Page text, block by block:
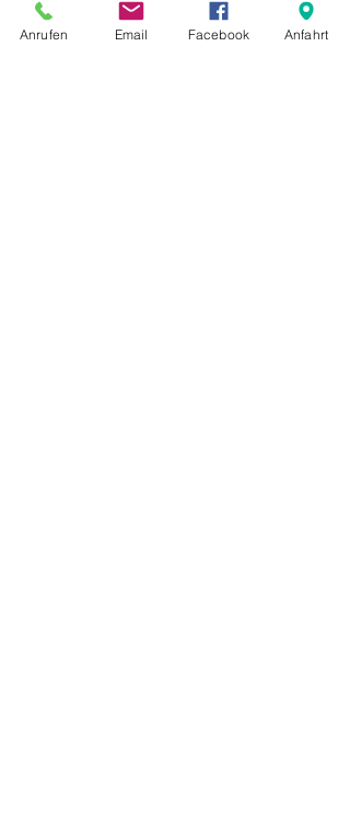
Anrufen Email Facebook Anfahrt